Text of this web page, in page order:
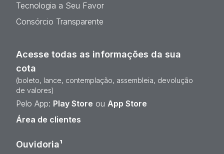
Tecnologia a Seu Favor
Consórcio Transparente
Acesse todas as informações da sua
cota
(boleto, lance, contemplação, assembleia, devolução
de valores)
Pelo App: Play Store ou App Store
Área de clientes
Ouvidoria¹